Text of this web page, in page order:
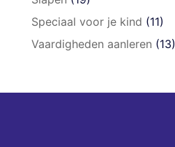
Speciaal voor je kind (11)
Vaardigheden aanleren (13)